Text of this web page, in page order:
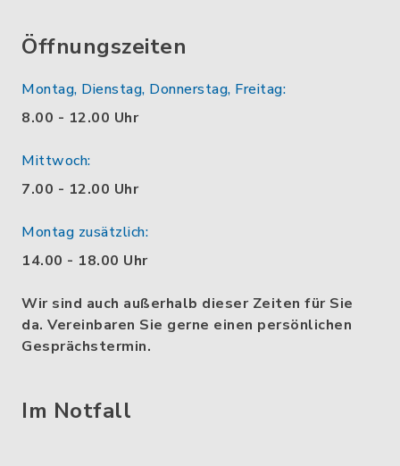
Öffnungszeiten
Montag, Dienstag, Donnerstag, Freitag:
8.00 - 12.00 Uhr
Mittwoch:
7.00 - 12.00 Uhr
Montag zusätzlich:
14.00 - 18.00 Uhr
Wir sind auch außerhalb dieser Zeiten für Sie
da. Vereinbaren Sie gerne einen persönlichen
Gesprächstermin.
Im Notfall